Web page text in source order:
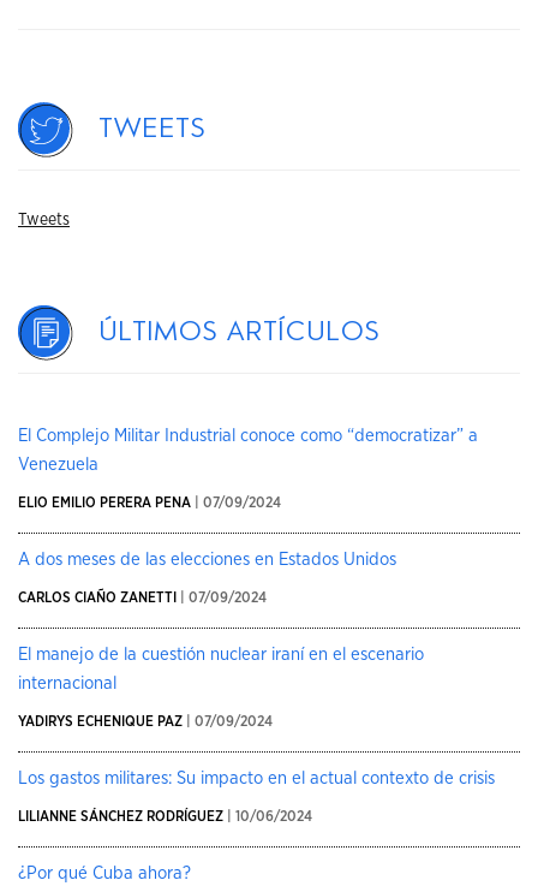
Tweets
Tweets
Últimos artículos
El Complejo Militar Industrial conoce como “democratizar” a
Venezuela
ELIO EMILIO PERERA PENA | 07/09/2024
A dos meses de las elecciones en Estados Unidos
CARLOS CIAÑO ZANETTI | 07/09/2024
El manejo de la cuestión nuclear iraní en el escenario
internacional
YADIRYS ECHENIQUE PAZ | 07/09/2024
Los gastos militares: Su impacto en el actual contexto de crisis
LILIANNE SÁNCHEZ RODRÍGUEZ | 10/06/2024
¿Por qué Cuba ahora?